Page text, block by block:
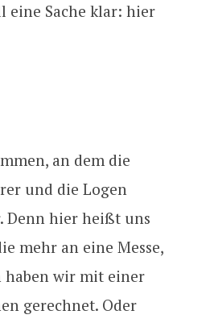
eine Sache klar: hier
an dem die
und die Logen
Denn hier heißt uns
mehr an eine Messe,
haben wir mit einer
gerechnet. Oder